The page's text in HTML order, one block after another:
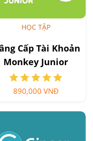
HỌC TẬP
Cấp Tài Khoản
Monkey Junior
Premium
890,000 VNĐ